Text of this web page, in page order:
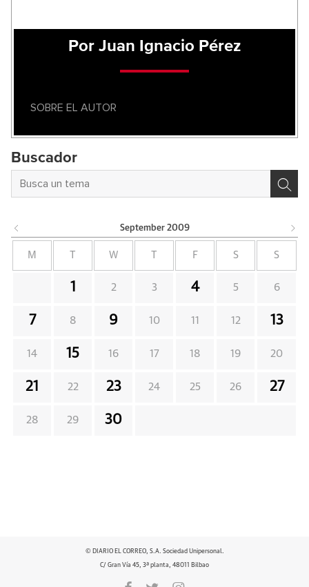
Por Juan Ignacio Pérez
SOBRE EL AUTOR
Buscador
September 2009
M W F S S
1 2 3 4 5 6
7 8 9 10 11 12 13
14 15 16 17 18 19 20
21 22 23 24 25 26 27
28 29 30
© DIARIO EL CORREO, S.A. Sociedad Unipersonal.
C/ Gran Vía 45, 3ª planta, 48011 Bilbao